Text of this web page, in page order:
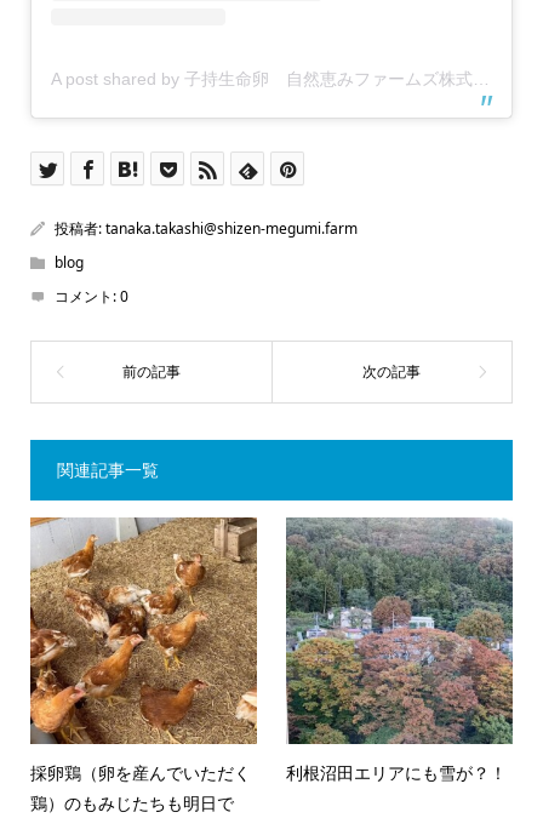
投稿者:tanaka.takashi@shizen-megumi.farm
blog
コメント:0
関連記事一覧
採卵鶏（卵を産んでいただく
鶏）のもみじたちも明日で
利根沼田エリアにも雪が？！